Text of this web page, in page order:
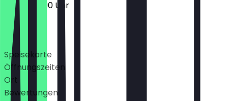
16:00 - 22:00 Uhr
Deals
Speisekarte
Öffnungszeiten
Ort
Bewertungen